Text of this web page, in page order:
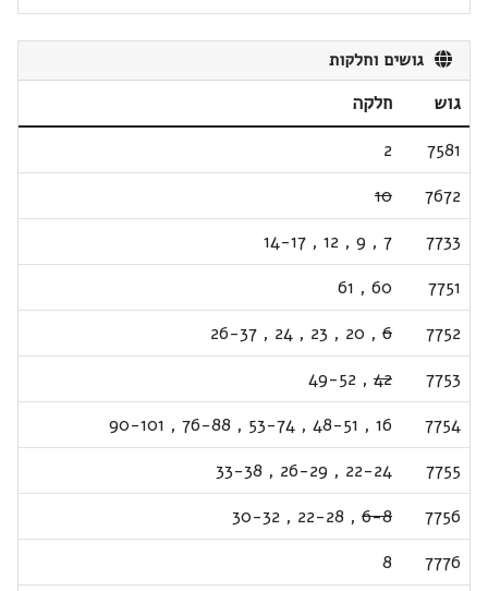
גושים וחלקות
גוש
חלקה
7581
2
7672
10
7733
7
,
9
,
12
,
14-17
7751
60
,
61
7752
6
,
20
,
23
,
24
,
26-37
7753
42
,
49-52
7754
16
,
48-51
,
53-74
,
76-88
,
90-101
7755
22-24
,
26-29
,
33-38
7756
6-8
,
22-28
,
30-32
7776
8